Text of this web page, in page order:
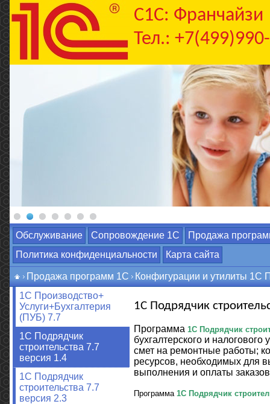
C1С: Франчайзи
Тел.:
Обслуживание Сопровождение 1С
Продажа
Политика конфиденциальности
Карта сайта
Продажа программ 1С
Конфигурации и утилиты 1С
1С Производство+
Услуги+Бухгалтерия
(ПУБ) 7.7
1С Подрядчик
строительства 7.7
версия 1.4
1С Подрядчик
строительства 7.7
версия 2.3
1С Подрядчик
Программа 1С Подрядчик
бухгалтерского и
смет на ремонтные работы;
ресурсов, необходимых для
выполнения и оплаты
Программа 1С Подрядчик